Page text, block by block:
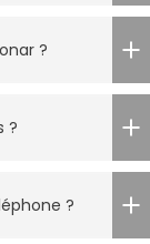
?
?
?